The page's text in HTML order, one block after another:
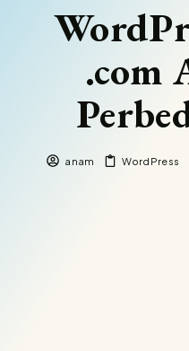
.com
anam WordPress